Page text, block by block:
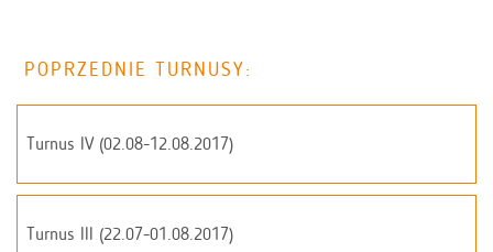
POPRZEDNIE TURNUSY:
Turnus IV (02.08-12.08.2017)
Turnus III (22.07-01.08.2017)